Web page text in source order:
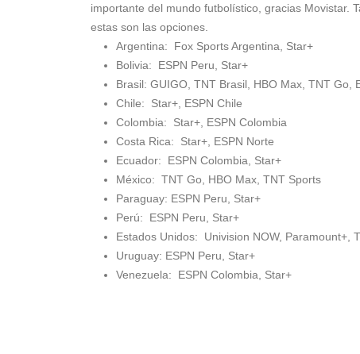
importante del mundo futbolístico, gracias Movistar.
estas son las opciones.
Argentina: Fox Sports Argentina, Star+
Bolivia: ESPN Peru, Star+
Brasil: GUIGO, TNT Brasil, HBO Max, TNT Go,
Chile: Star+, ESPN Chile
Colombia: Star+, ESPN Colombia
Costa Rica: Star+, ESPN Norte
Ecuador: ESPN Colombia, Star+
México: TNT Go, HBO Max, TNT Sports
Paraguay: ESPN Peru, Star+
Perú: ESPN Peru, Star+
Estados Unidos: Univision NOW, Paramount+,
Uruguay: ESPN Peru, Star+
Venezuela: ESPN Colombia, Star+